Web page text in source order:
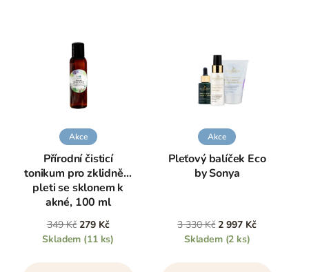
Akce
Přírodní čisticí
tonikum pro zklidnění
pleti se sklonem k
akné, 100 ml
349 Kč 279 Kč
Skladem (11 ks)
Akce
Pleťový balíček Eco
by Sonya
3 330 Kč 2 997 Kč
Skladem (2 ks)